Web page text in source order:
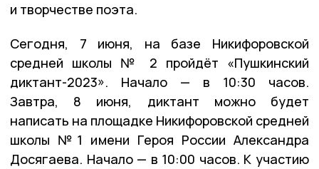
и творчестве поэта.
Сегодня, 7 июня, на базе Никифоровской
средней школы № 2 пройдёт «Пушкинский
диктант-2023». Начало — в 10:30 часов.
Завтра, 8 июня, диктант можно будет
написать на площадке Никифоровской средней
школы №1 имени Героя России Александра
Досягаева. Начало — в 10:00 часов. К участию